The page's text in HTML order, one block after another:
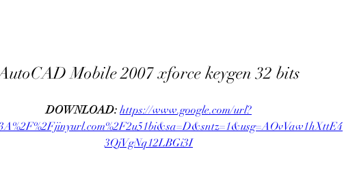
Mobile 2007 xforce keygen 32 bits
DOWNLOAD: https://www.google.com/url?
3QjVgNq12LBGi3I